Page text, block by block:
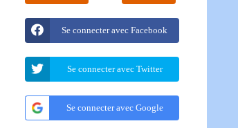
Se connecter avec Facebook
Se connecter avec Twitter
Se connecter avec Google